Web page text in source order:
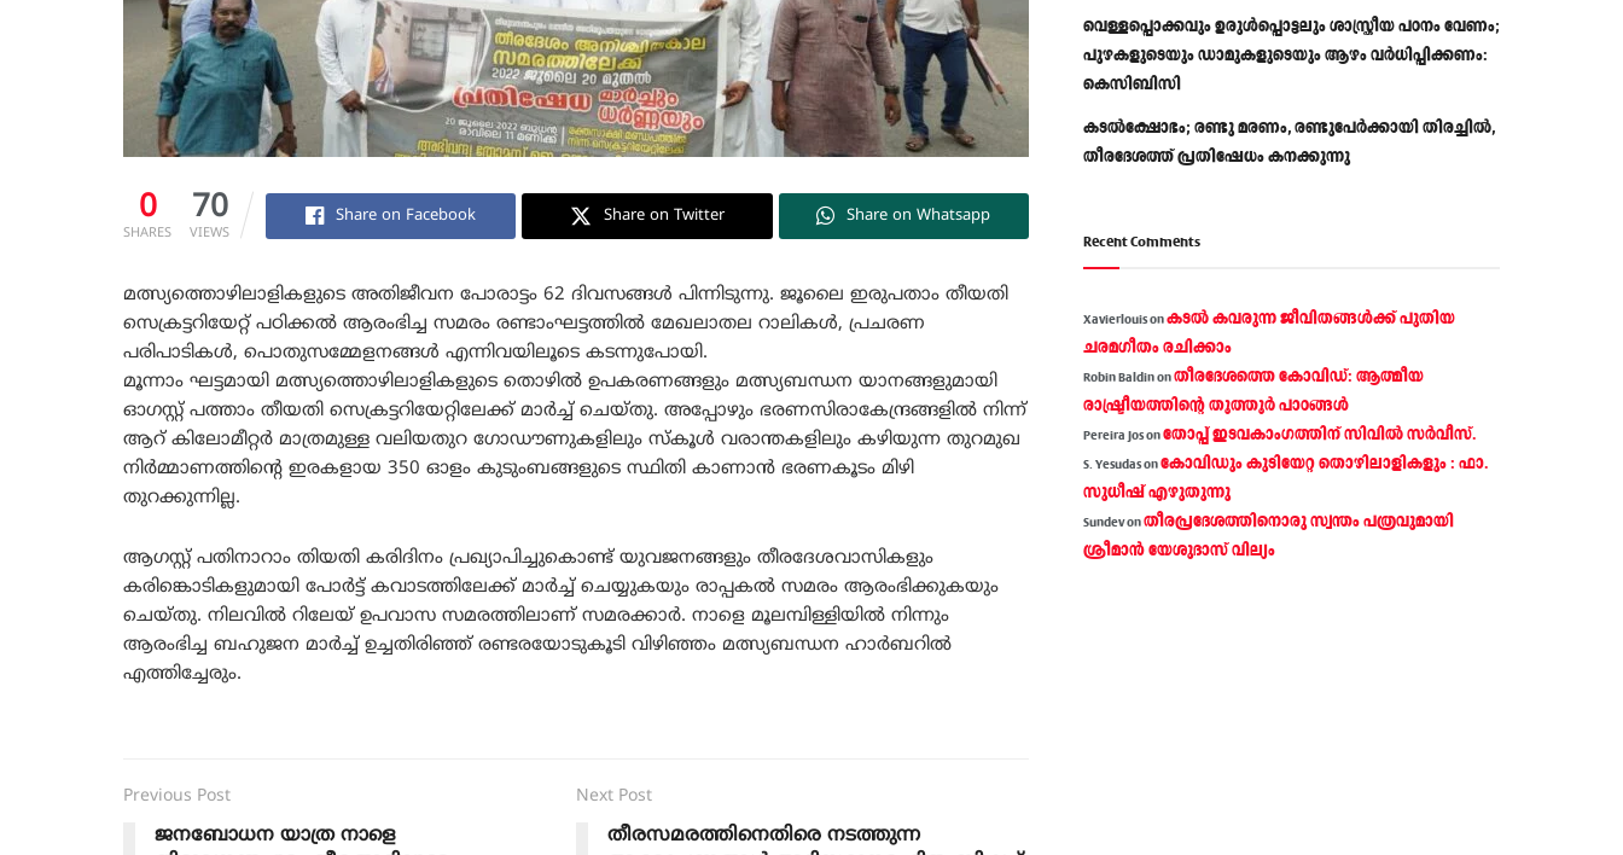
0
SHARES
70
VIEWS
Share on Facebook Share on Twitter Share on Whatsapp
മത്സ്യത്തൊഴിലാളികളുടെ അതിജീവന പോരാട്ടം 62 ദിവസങ്ങൾ പിന്നിടുന്നു. ജൂലൈ ഇരുപതാം തീയതി
സെക്രട്ടറിയേറ്റ് പഠിക്കൽ ആരംഭിച്ച സമരം രണ്ടാംഘട്ടത്തിൽ മേഖലാതല റാലികൾ, പ്രചരണ
പരിപാടികൾ, പൊതുസമ്മേളനങ്ങൾ എന്നിവയിലൂടെ കടന്നുപോയി.
മൂന്നാം ഘട്ടമായി മത്സ്യത്തൊഴിലാളികളുടെ തൊഴിൽ ഉപകരണങ്ങളും മത്സ്യബന്ധന യാനങ്ങളുമായി
ഓഗസ്റ്റ് പത്താം തീയതി സെക്രട്ടറിയേറ്റിലേക്ക് മാർച്ച് ചെയ്തു. അപ്പോഴും ഭരണസിരാകേന്ദ്രങ്ങളിൽ നിന്ന്
ആറ് കിലോമീറ്റർ മാത്രമുള്ള വലിയതുറ ഗോഡൗണുകളിലും സ്കൂൾ വരാന്തകളിലും കഴിയുന്ന തുറമുഖ
നിർമ്മാണത്തിന്റെ ഇരകളായ 350 ഓളം കുടുംബങ്ങളുടെ സ്ഥിതി കാണാൻ ഭരണകൂടം മിഴി
തുറക്കുന്നില്ല.
ആഗസ്റ്റ് പതിനാറാം തിയതി കരിദിനം പ്രഖ്യാപിച്ചുകൊണ്ട് യുവജനങ്ങളും തീരദേശവാസികളും
കരിങ്കൊടികളുമായി പോർട്ട് കവാടത്തിലേക്ക് മാർച്ച് ചെയ്യുകയും രാപ്പകൽ സമരം ആരംഭിക്കുകയും
ചെയ്തു. നിലവിൽ റിലേയ് ഉപവാസ സമരത്തിലാണ് സമരക്കാർ. നാളെ മൂലമ്പിള്ളിയിൽ നിന്നും
ആരംഭിച്ച ബഹുജന മാർച്ച് ഉച്ചതിരിഞ്ഞ് രണ്ടരയോടുകൂടി വിഴിഞ്ഞം മത്സ്യബന്ധന ഹാർബറിൽ
എത്തിച്ചേരും.
Previous Post
ജനബോധന യാത്ര നാളെ
Next Post
തീരസമരത്തിനെതിരെ നടത്തുന്ന
വെള്ളപ്പൊക്കവും ഉരുള്‍പ്പൊട്ടലും ശാസ്ത്രീയ പഠനം വേണം;
പുഴകളുടെയും ഡാമുകളുടെയും ആഴം വര്‍ധിപ്പിക്കണം:
കെസിബിസി
കടൽക്ഷോഭം; രണ്ടു മരണം, രണ്ടുപേർക്കായി തിരച്ചിൽ,
തീരദേശത്ത് പ്രതിഷേധം കനക്കുന്നു
Recent Comments
Xavierlouisonകടല്‍ കവരുന്ന ജീവിതങ്ങള്‍ക്ക് പുതിയ
ചരമഗീതം രചിക്കാം
Robin Baldinonതീരദേശത്തെ കോവിഡ്: ആത്മീയ
രാഷ്ട്രീയത്തിന്റെ തൂത്തൂര്‍ പാഠങ്ങൾ
Pereira Josonതോപ്പ് ഇടവകാംഗത്തിന് സിവിൽ സർവീസ്.
S. Yesudasonകോവിഡും കുടിയേറ്റ തൊഴിലാളികളും : ഫാ.
സുധീഷ് എഴുതുന്നു
Sundevonതീരപ്രദേശത്തിനൊരു സ്വന്തം പത്രവുമായി
ശ്രീമാന്‍ യേശുദാസ് വില്യം